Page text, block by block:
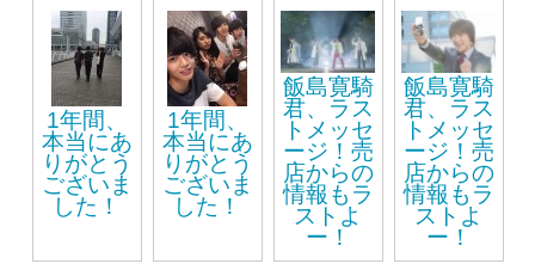
1年間、
本当にあ
りがとう
ございま
した！
1年間、
本当にあ
りがとう
ございま
した！
飯島寛騎
君、ラス
トメッセ
ージ！売
店からの
情報もラ
ストよ
ー！
飯島寛騎
君、ラス
トメッセ
ージ！売
店からの
情報もラ
ストよ
ー！